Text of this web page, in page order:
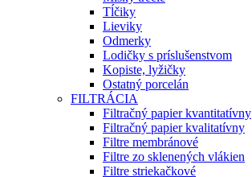
Tĺčiky
Lieviky
Odmerky
Lodičky s príslušenstvom
Kopiste, lyžičky
Ostatný porcelán
FILTRÁCIA
Filtračný papier kvantitatívny
Filtračný papier kvalitatívny
Filtre membránové
Filtre zo sklenených vlákien
Filtre striekačkové